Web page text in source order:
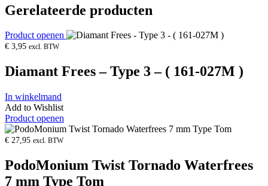
Gerelateerde producten
Product openen
€ 3,95 excl. BTW
Diamant Frees – Type 3 – ( 161-027M )
In winkelmand
Add to Wishlist
Product openen
€ 27,95 excl. BTW
PodoMonium Twist Tornado Waterfrees
7 mm Type Tom